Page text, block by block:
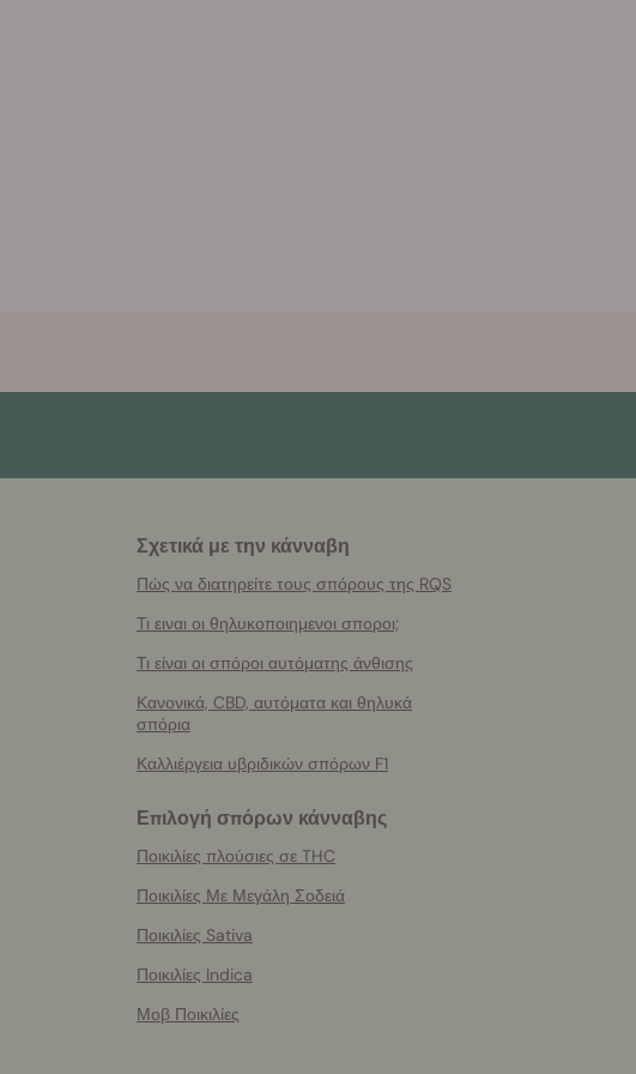
Σχετικά με την κάνναβη
Πώς να διατηρείτε τους σπόρους της RQS
Τι ειναι οι θηλυκοποιημενοι σποροι;
Τι είναι οι σπόροι αυτόματης άνθισης
Κανονικά, CBD, αυτόματα και θηλυκά
σπόρια
Καλλιέργεια υβριδικών σπόρων F1
Επιλογή σπόρων κάνναβης
Ποικιλίες πλούσιες σε THC
Ποικιλίες Με Μεγάλη Σοδειά
Ποικιλίες Sativa
Ποικιλίες Indica
Μοβ Ποικιλίες